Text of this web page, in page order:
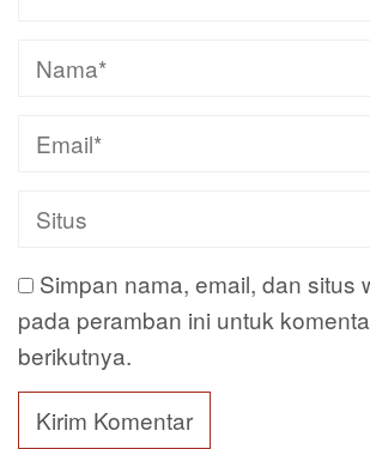
Simpan nama, email, dan situs
pada peramban ini untuk
berikutnya.